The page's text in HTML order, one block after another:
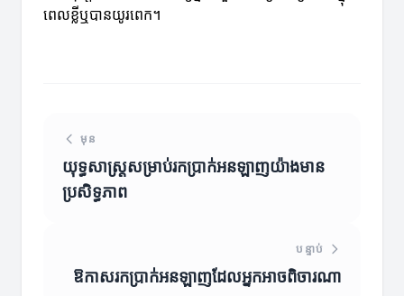
ពេលខ្លីឬបានយូរពេក។
មុន
យុទ្ធសាស្ត្រសម្រាប់រកប្រាក់អនឡាញយ៉ាងមាន
ប្រសិទ្ធភាព
បន្ទាប់
ឱកាសរកប្រាក់អនឡាញដែលអ្នកអាចពិចារណា